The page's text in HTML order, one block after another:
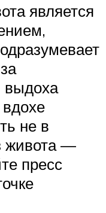
является
выдоха
не в
живота —
пресс